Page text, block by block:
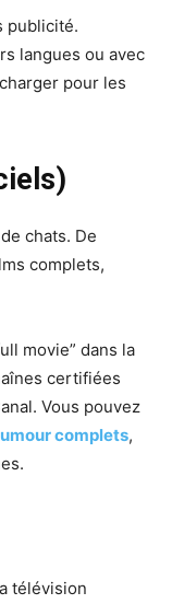
publicité.
langues ou avec
pour les
chats. De
complets,
movie” dans la
certifiées
Vous pouvez
complets,
télévision